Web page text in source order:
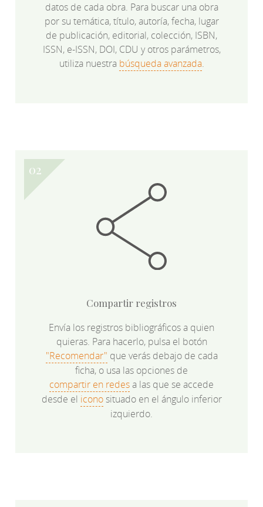
datos de cada obra. Para buscar una obra
por su temática, título, autoría, fecha, lugar
de publicación, editorial, colección, ISBN,
ISSN, e-ISSN, DOI, CDU y otros parámetros,
utiliza nuestra búsqueda avanzada.
Compartir registros
Envía los registros bibliográficos a quien
quieras. Para hacerlo, pulsa el botón
"Recomendar" que verás debajo de cada
ficha, o usa las opciones de
compartir en redesa las que se accede
desde el iconosituado en el ángulo inferior
izquierdo.